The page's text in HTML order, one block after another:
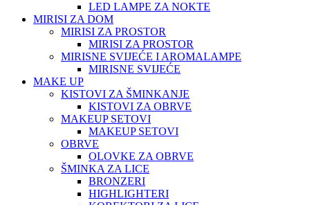
LED LAMPE ZA NOKTE
MIRISI ZA DOM
MIRISI ZA PROSTOR
MIRISI ZA PROSTOR
MIRISNE SVIJEĆE I AROMALAMPE
MIRISNE SVIJEĆE
MAKE UP
KISTOVI ZA ŠMINKANJE
KISTOVI ZA OBRVE
MAKEUP SETOVI
MAKEUP SETOVI
OBRVE
OLOVKE ZA OBRVE
ŠMINKA ZA LICE
BRONZERI
HIGHLIGHTERI